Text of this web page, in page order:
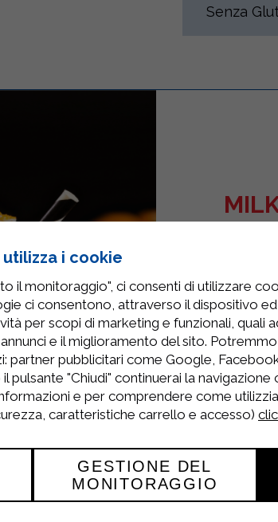
Senza
Per la
bollire una
Prodotti Correlati
i cookie
il monitoraggio", ci consenti di utilizzare
ci consentono, attraverso il dispositivo
per scopi di marketing e funzionali, quali
e il miglioramento del sito.
partner pubblicitari come Google,
pulsante "Chiudi" continuerai la
e per comprendere come
caratteristiche carrello e accesso)
GESTIONE DEL
MONITORAGGIO